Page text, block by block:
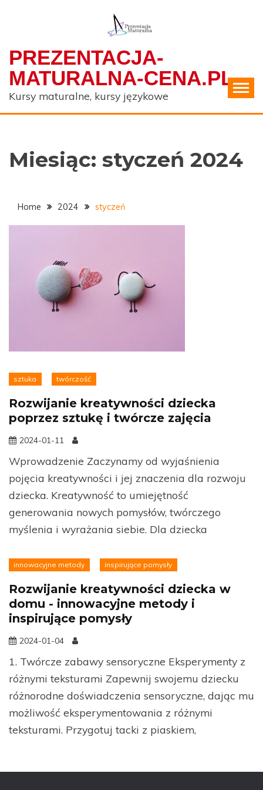
PREZENTACJA-
MATURALNA-CENA.PL
Kursy maturalne, kursy językowe
Miesiąc: styczeń 2024
Home 2024 styczeń
sztuka twórczość
Rozwijanie kreatywności dziecka
poprzez sztukę i twórcze zajęcia
2024-01-11
Wprowadzenie Zaczynamy od wyjaśnienia
pojęcia kreatywności i jej znaczenia dla rozwoju
dziecka. Kreatywność to umiejętność
generowania nowych pomysłów, twórczego
myślenia i wyrażania siebie. Dla dziecka
innowacyjne metody inspirujące pomysły
Rozwijanie kreatywności dziecka w
domu - innowacyjne metody i
inspirujące pomysły
2024-01-04
1. Twórcze zabawy sensoryczne Eksperymenty z
różnymi teksturami Zapewnij swojemu dziecku
różnorodne doświadczenia sensoryczne, dając mu
możliwość eksperymentowania z różnymi
teksturami. Przygotuj tacki z piaskiem,